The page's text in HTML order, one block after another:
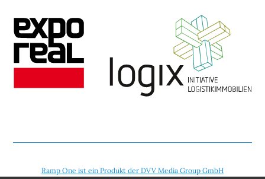
Ramp One ist ein Produkt der DVV Media Group GmbH